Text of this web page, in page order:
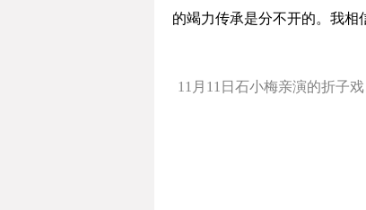
的竭力传承是分不开的。我相
11月11日石小梅亲演的折子